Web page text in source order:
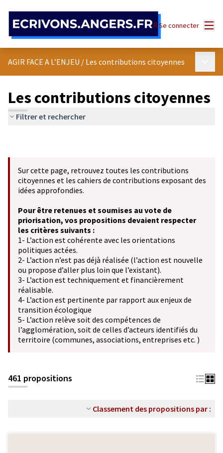
Se connecter
AGIR FACE A L’ENJEU / Les contributions citoyennes
Les contributions citoyennes
Filtrer et rechercher
Sur cette page, retrouvez toutes les contributions
citoyennes et les cahiers de contributions exposant des
idées approfondies.
Pour être retenues et soumises au vote de
priorisation, vos propositions devaient respecter
les critères suivants :
1- L’action est cohérente avec les orientations
politiques actées.
2- L’action n’est pas déjà réalisée (l’action est nouvelle
ou propose d’aller plus loin que l’existant).
3- L’action est techniquement et financièrement
réalisable.
4- L’action est pertinente par rapport aux enjeux de
transition écologique
5- L’action relève soit des compétences de
l’agglomération, soit de celles d’acteurs identifiés du
territoire (communes, associations, entreprises etc. )
461 propositions
Classement des propositions par :